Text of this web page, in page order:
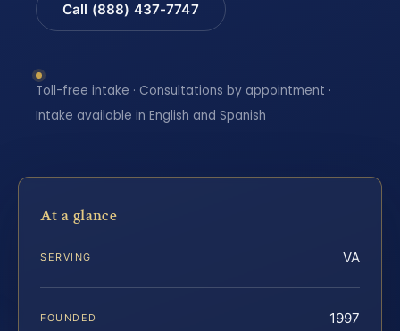
Call (888) 437-7747
Toll-free intake · Consultations by appointment ·
Intake available in English and Spanish
At a glance
SERVING VA
FOUNDED 1997